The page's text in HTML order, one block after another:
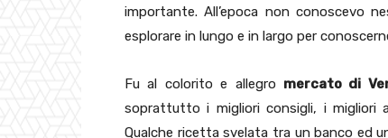
importante. All’epoca non conoscevo
esplorare in lungo e in largo per
Fu al colorito e allegro mercato di
soprattutto i migliori consigli, i migliori
Qualche ricetta svelata tra un banco ed